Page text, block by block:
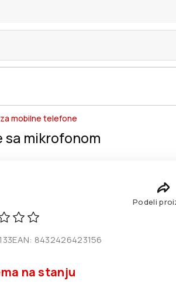
mobilne telefone
sa mikrofonom
Podeli
EAN: 8432426423156
na stanju